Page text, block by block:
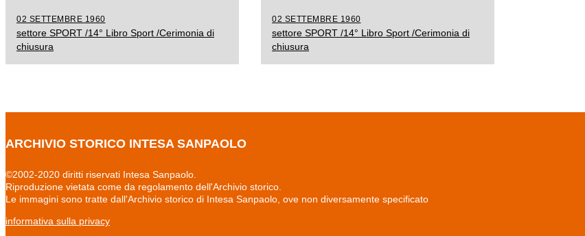
02 SETTEMBRE 1960
settore SPORT /14° Libro Sport /Cerimonia di
chiusura
02 SETTEMBRE 1960
settore SPORT /14° Libro Sport /Cerimonia di
chiusura
ARCHIVIO STORICO INTESA SANPAOLO
©2002-2020 diritti riservati Intesa Sanpaolo.
Riproduzione vietata come da regolamento dell'Archivio storico.
Le immagini sono tratte dall'Archivio storico di Intesa Sanpaolo, ove non diversamente specificato
informativa sulla privacy